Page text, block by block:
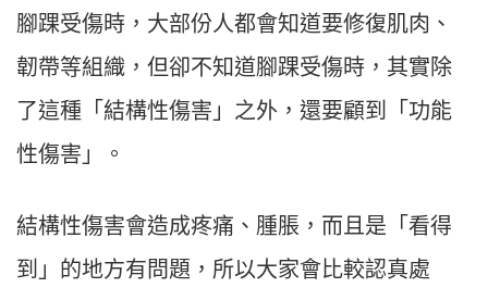
腳踝受傷時，大部份人都會知道要修復肌肉、
韌帶等組織，但卻不知道腳踝受傷時，其實除
了這種「結構性傷害」之外，還要顧到「功能
性傷害」。
結構性傷害會造成疼痛、腫脹，而且是「看得
到」的地方有問題，所以大家會比較認真處